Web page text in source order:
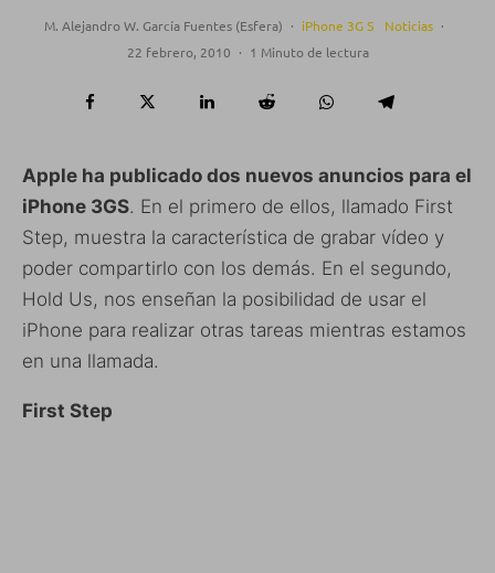
M. Alejandro W. García Fuentes (Esfera) · iPhone 3G S Noticias ·
22 febrero, 2010 · 1 Minuto de lectura
Apple ha publicado dos nuevos anuncios para el
iPhone 3GS. En el primero de ellos, llamado First
Step, muestra la característica de grabar vídeo y
poder compartirlo con los demás. En el segundo,
Hold Us, nos enseñan la posibilidad de usar el
iPhone para realizar otras tareas mientras estamos
en una llamada.
First Step